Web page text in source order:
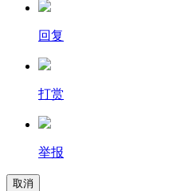
回复
打赏
举报
取消